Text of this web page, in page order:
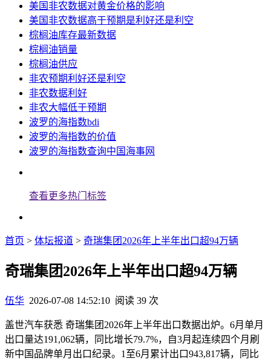
美国非农数据对黄金价格的影响
美国非农数据高于预期是利好还是利空
棕榈油库存最新数据
棕榈油销量
棕榈油供应
非农预期利好还是利空
非农数据利好
非农大幅低于预期
波罗的海指数bdi
波罗的海指数的价值
波罗的海指数查询中国海事网
查看更多热门标签
首页 > 体坛报道 > 奇瑞集团2026年上半年出口超94万辆
奇瑞集团2026年上半年出口超94万辆
伍华 2026-07-08 14:52:10 阅读 39 次
盖世汽车获悉 奇瑞集团2026年上半年出口数据出炉。6月单月
出口量达191,062辆，同比增长79.7%，自3月起连续四个月刷
新中国品牌单月出口纪录。1至6月累计出口943,817辆，同比